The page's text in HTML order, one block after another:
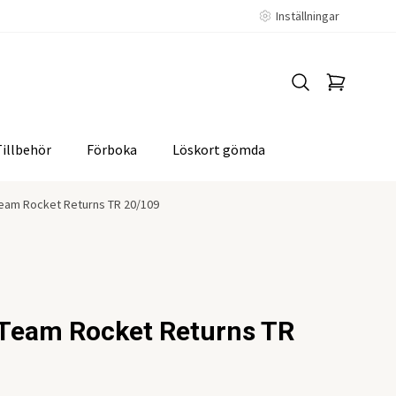
Inställningar
Förboka Löskort gömda
Rocket Returns TR 20/109
Rocket Returns TR